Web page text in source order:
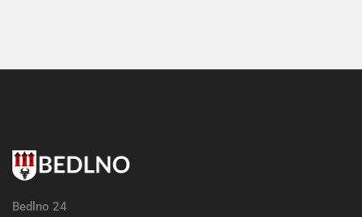
Bedlno 24